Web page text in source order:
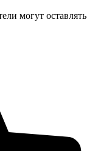
могут оставлять